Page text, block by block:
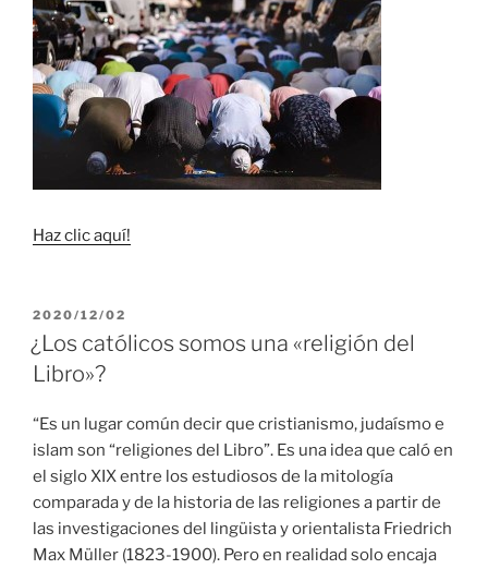
Haz clic aquí!
PUBLICADO
EL
2020/12/02
¿Los católicos somos una «religión del
Libro»?
“Es un lugar común decir que cristianismo, judaísmo e
islam son “religiones del Libro”. Es una idea que caló en
el siglo XIX entre los estudiosos de la mitología
comparada y de la historia de las religiones a partir de
las investigaciones del lingüista y orientalista Friedrich
Max Müller (1823-1900). Pero en realidad solo encaja